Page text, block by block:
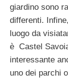
giardino sono
differenti.
luogo da
è Castel
interessante
uno dei parchi